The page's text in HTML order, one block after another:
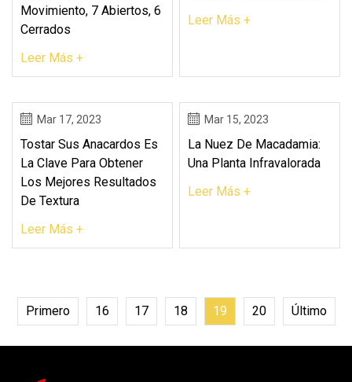
Movimiento, 7 Abiertos, 6
Cerrados
Leer Más +
Leer Más +
Mar 17, 2023
Tostar Sus Anacardos Es
La Clave Para Obtener
Los Mejores Resultados
De Textura
Leer Más +
Mar 15, 2023
La Nuez De Macadamia:
Una Planta Infravalorada
Leer Más +
Primero 16 17 18 19 20 Último